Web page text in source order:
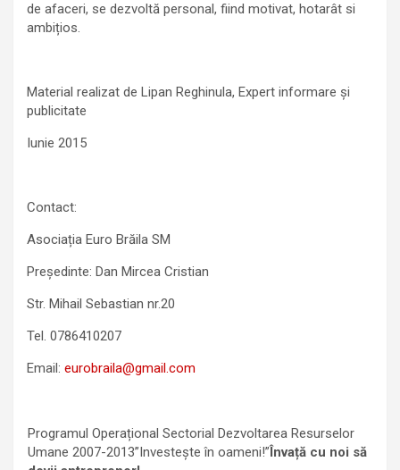
de afaceri, se dezvoltă personal, fiind motivat, hotarât si
ambițios.
Material realizat de Lipan Reghinula, Expert informare și
publicitate
Iunie 2015
Contact:
Asociația Euro Brăila SM
Președinte: Dan Mircea Cristian
Str. Mihail Sebastian nr.20
Tel. 0786410207
Email: eurobraila@gmail.com
Programul Operațional Sectorial Dezvoltarea Resurselor
Umane 2007-2013”Investeşte în oameni!” Învață cu noi să